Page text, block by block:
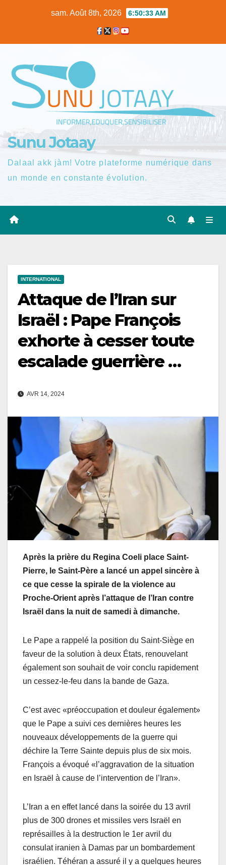
sam. Août 8th, 2026 6:50:34 AM
Sunu Jotaay
Dalaal akk jàm! Votre plateforme numérique dans
un monde en constante évolution.
INTERNATIONAL
Attaque de l’Iran sur
Israël : Pape François
exhorte à cesser toute
escalade guerrière …
AVR 14, 2024
Après la prière du Regina Coeli place Saint-
Pierre, le Saint-Père a lancé un appel sincère à
ce que cesse la spirale de la violence au
Proche-Orient après l’attaque de l’Iran contre
Israël dans la nuit de samedi à dimanche.
Le Pape a rappelé la position du Saint-Siège en
faveur de la solution à deux États, renouvelant
également son souhait de voir conclu rapidement
un cessez-le-feu dans la bande de Gaza.
C’est avec «préoccupation et douleur également»
que le Pape a suivi ces dernières heures les
nouveaux développements de la guerre qui
déchire la Terre Sainte depuis plus de six mois.
François a évoqué «l’aggravation de la situation
en Israël à cause de l’intervention de l’Iran».
L’Iran a en effet lancé dans la soirée du 13 avril
plus de 300 drones et missiles vers Israël en
représailles à la destruction le 1er avril du
consulat iranien à Damas par un bombardement
israélien. Téhéran a assuré il y a quelques heures